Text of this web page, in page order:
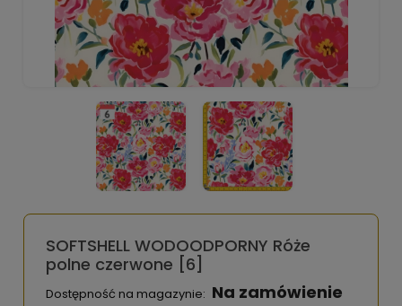
SOFTSHELL WODOODPORNY Róże
polne czerwone [6]
Dostępność na magazynie: Na zamówienie